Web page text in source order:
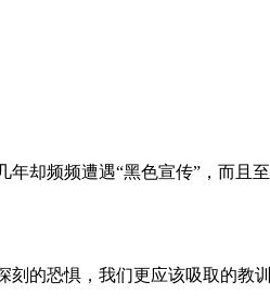
却频频遭遇“黑色宣传”，而且至
的恐惧，我们更应该吸取的教